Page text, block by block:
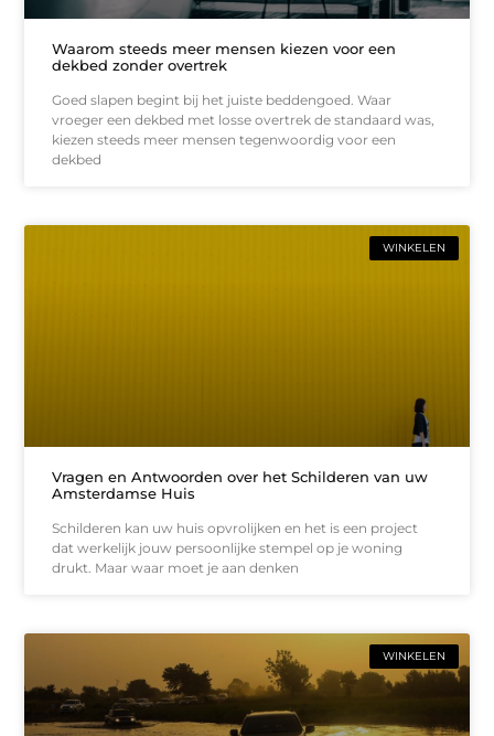
Waarom steeds meer mensen kiezen voor een
dekbed zonder overtrek
Goed slapen begint bij het juiste beddengoed. Waar
vroeger een dekbed met losse overtrek de standaard was,
kiezen steeds meer mensen tegenwoordig voor een
dekbed
WINKELEN
Vragen en Antwoorden over het Schilderen van uw
Amsterdamse Huis
Schilderen kan uw huis opvrolijken en het is een project
dat werkelijk jouw persoonlijke stempel op je woning
drukt. Maar waar moet je aan denken
WINKELEN